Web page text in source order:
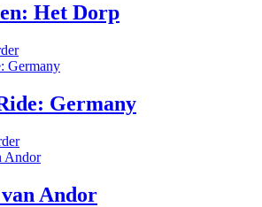
Het Dorp
Germany
Andor